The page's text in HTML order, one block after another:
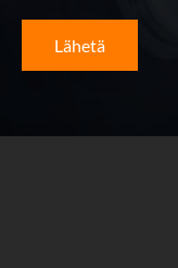
Lähetä